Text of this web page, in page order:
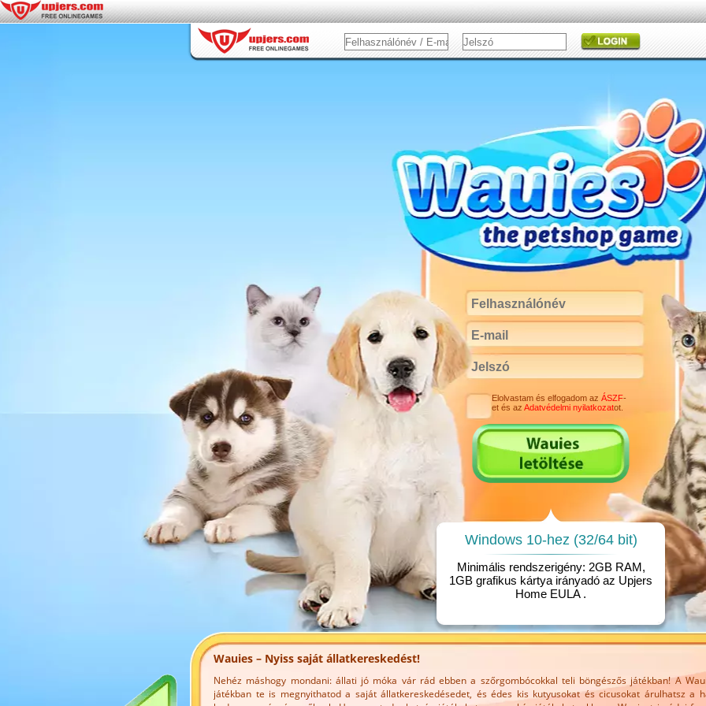
Wauies – Nyiss saját állatkereskedést!
Nehéz máshogy mondani: állati jó móka vár rád ebben a szőrgombócokkal teli böngészős játékban! A
játékban te is megnyithatod a saját állatkereskedésedet, és édes kis kutyusokat és cicusokat árulhatsz a
Elolvastam és elfogadom az ÁSZF-
et és az Adatvédelmi nyilatkozatot.
Windows 10-hez (32/64 bit)
Minimális rendszerigény: 2GB RAM,
1GB grafikus kártya irányadó az Upjers
Home EULA.